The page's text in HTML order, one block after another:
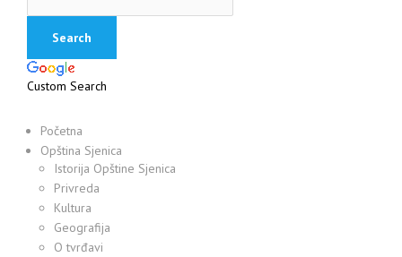
Custom Search
Početna
Opština Sjenica
Istorija Opštine Sjenica
Privreda
Kultura
Geografija
O tvrđavi